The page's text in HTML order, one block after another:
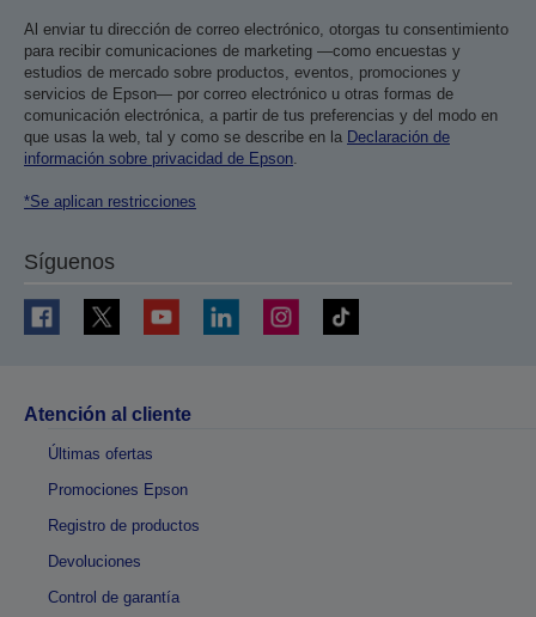
Al enviar tu dirección de correo electrónico, otorgas tu consentimiento
para recibir comunicaciones de marketing —como encuestas y
estudios de mercado sobre productos, eventos, promociones y
servicios de Epson— por correo electrónico u otras formas de
comunicación electrónica, a partir de tus preferencias y del modo en
que usas la web, tal y como se describe en la Declaración de
información sobre privacidad de Epson
*Se aplican restricciones
Síguenos
Atención al cliente
Últimas ofertas
Promociones Epson
Registro de productos
Devoluciones
Control de garantía